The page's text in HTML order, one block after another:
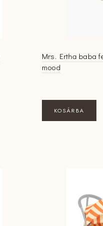
Mrs. Ertha baba
mood
KOSÁRBA